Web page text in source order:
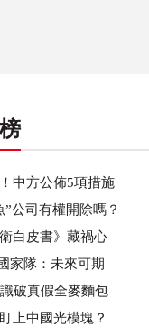
中方公佈5項措施
”公司有權開除嗎？
白皮書》藏禍心
家隊：未來可期
破真假全麥麵包
上中國光模塊？